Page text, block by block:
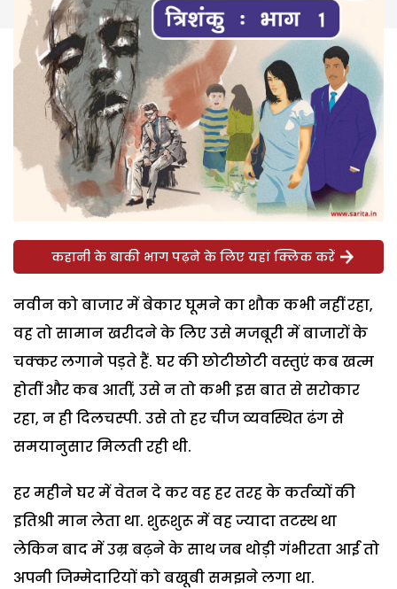
कहानी के बाकी भाग पढ़ने के लिए यहां क्लिक करें
नवीन को बाजार में बेकार घूमने का शौक कभी नहीं रहा,
वह तो सामान खरीदने के लिए उसे मजबूरी में बाजारों के
चक्कर लगाने पड़ते हैं. घर की छोटीछोटी वस्तुएं कब खत्म
होतीं और कब आतीं, उसे न तो कभी इस बात से सरोकार
रहा, न ही दिलचस्पी. उसे तो हर चीज व्यवस्थित ढंग से
समयानुसार मिलती रही थी.
हर महीने घर में वेतन दे कर वह हर तरह के कर्तव्यों की
इतिश्री मान लेता था. शुरूशुरू में वह ज्यादा तटस्थ था
लेकिन बाद में उम्र बढ़ने के साथ जब थोड़ी गंभीरता आई तो
अपनी जिम्मेदारियों को बखूबी समझने लगा था.